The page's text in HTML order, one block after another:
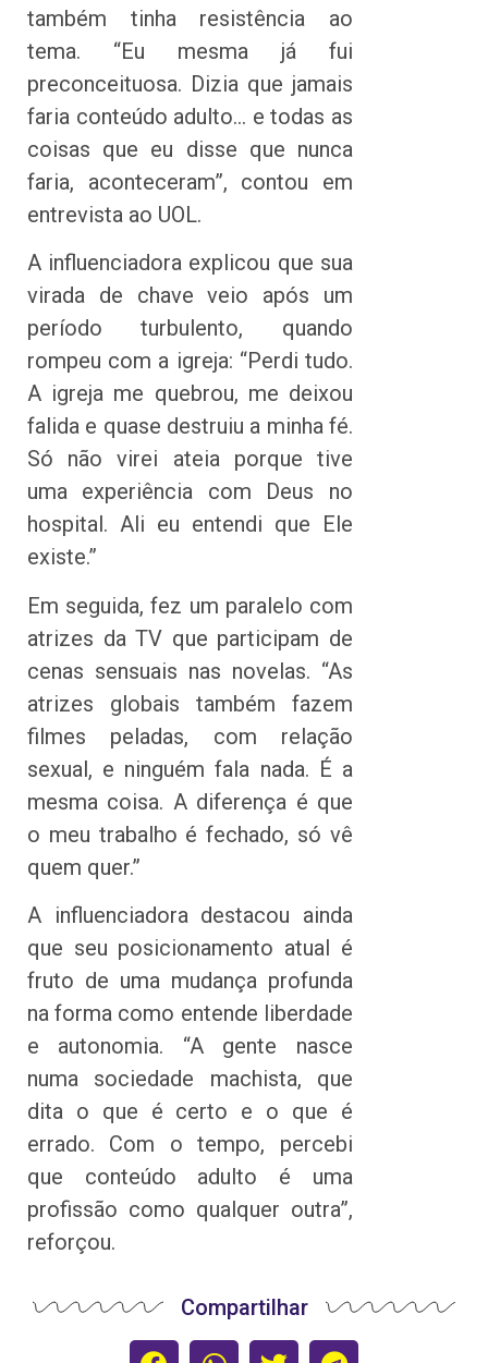
também tinha resistência ao
tema. “Eu mesma já fui
preconceituosa. Dizia que jamais
faria conteúdo adulto… e todas as
coisas que eu disse que nunca
faria, aconteceram”, contou em
entrevista ao UOL.
A influenciadora explicou que sua
virada de chave veio após um
período turbulento, quando
rompeu com a igreja: “Perdi tudo.
A igreja me quebrou, me deixou
falida e quase destruiu a minha fé.
Só não virei ateia porque tive
uma experiência com Deus no
hospital. Ali eu entendi que Ele
existe.”
Em seguida, fez um paralelo com
atrizes da TV que participam de
cenas sensuais nas novelas. “As
atrizes globais também fazem
filmes peladas, com relação
sexual, e ninguém fala nada. É a
mesma coisa. A diferença é que
o meu trabalho é fechado, só vê
quem quer.”
A influenciadora destacou ainda
que seu posicionamento atual é
fruto de uma mudança profunda
na forma como entende liberdade
e autonomia. “A gente nasce
numa sociedade machista, que
dita o que é certo e o que é
errado. Com o tempo, percebi
que conteúdo adulto é uma
profissão como qualquer outra”,
reforçou.
Compartilhar